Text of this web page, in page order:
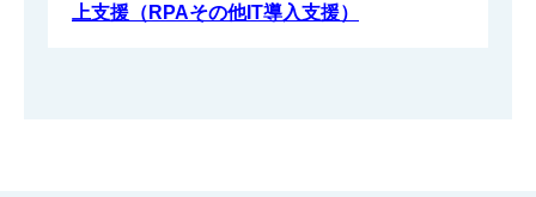
上支援（RPAその他IT導入支援）